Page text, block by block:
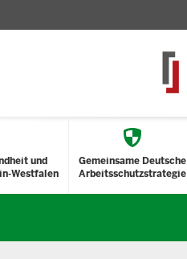
und
Westfalen
Gemeinsame Deutsche
Arbeitsschutzstrategie